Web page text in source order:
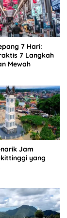
7 Hari:
7 Langkah
Mewah
Jam
yang